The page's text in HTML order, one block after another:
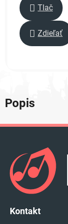
Tlač
Zdieľať
Popis
Kontakt